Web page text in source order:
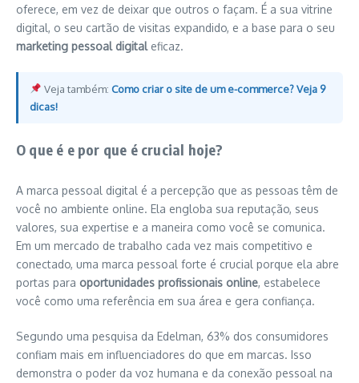
oferece, em vez de deixar que outros o façam. É a sua vitrine
digital, o seu cartão de visitas expandido, e a base para o seu
marketing pessoal digitaleficaz.
Veja também:Como criar o site de um e-commerce? Veja 9
dicas!
O que é e por que é crucial hoje?
A marca pessoal digital é a percepção que as pessoas têm de
você no ambiente online. Ela engloba sua reputação, seus
valores, sua expertise e a maneira como você se comunica.
Em um mercado de trabalho cada vez mais competitivo e
conectado, uma marca pessoal forte é crucial porque ela abre
portas para oportunidades profissionais online, estabelece
você como uma referência em sua área e gera confiança.
Segundo uma pesquisa da Edelman, 63% dos consumidores
confiam mais em influenciadores do que em marcas. Isso
demonstra o poder da voz humana e da conexão pessoal na